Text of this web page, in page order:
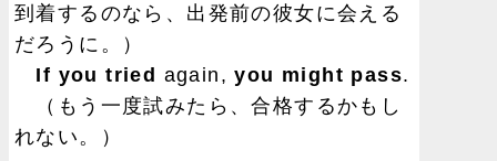
到着するのなら、出発前の彼女に会える
だろうに。）
If you tried again,you might pass.
（もう一度試みたら、合格するかもし
れない。）